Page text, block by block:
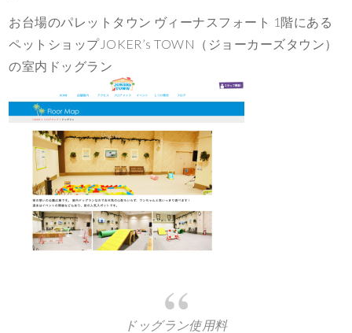
お台場のパレットタウン ヴィーナスフォート 1階にある
ペットショップJOKER’s TOWN（ジョーカーズタウン）
の室内ドッグラン
ドッグラン使用料